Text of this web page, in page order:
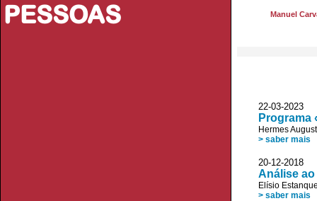
PESSOAS
Manuel
22-03-
Programa
Hermes
> saber mais
20-12-
Análise
Elísio
> saber mais